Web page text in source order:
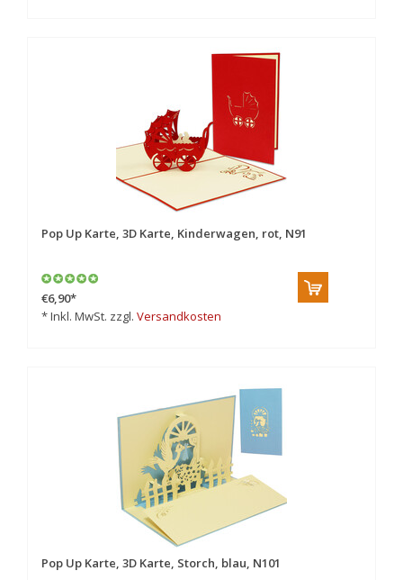
Pop Up Karte, 3D Karte, Kinderwagen, rot, N91
€6,90*
* Inkl. MwSt. zzgl. Versandkosten
Pop Up Karte, 3D Karte, Storch, blau, N101